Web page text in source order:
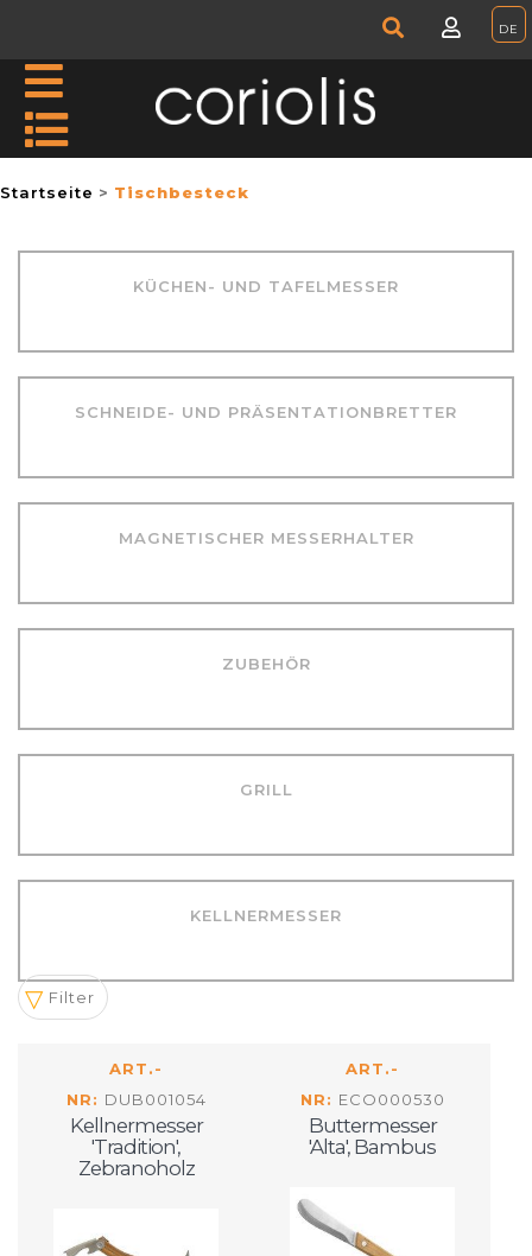
Startseite Tischbesteck
KÜCHEN- UND TAFELMESSER
SCHNEIDE- UND PRÄSENTATIONBRETTER
MAGNETISCHER MESSERHALTER
ZUBEHÖR
GRILL
KELLNERMESSER
Filter
ART.-
NR: DUB001054
Kellnermesser
'Tradition',
Zebranoholz
ART.-
NR: ECO000530
Buttermesser
'Alta', Bambus